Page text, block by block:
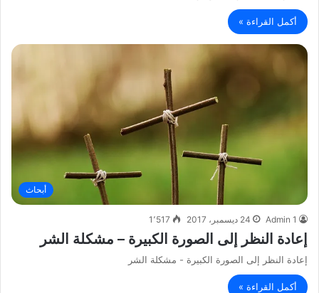
أكمل القراءة »
أبحاث
Admin 1 24 ديسمبر، 2017 1٬517
إعادة النظر إلى الصورة الكبيرة – مشكلة الشر
إعادة النظر إلى الصورة الكبيرة - مشكلة الشر
أكمل القراءة »